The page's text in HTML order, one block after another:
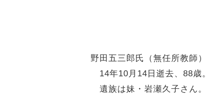
野田五三郎氏（無任所教師）
14年10月14日逝去、88歳
遺族は妹・岩瀬久子さん。